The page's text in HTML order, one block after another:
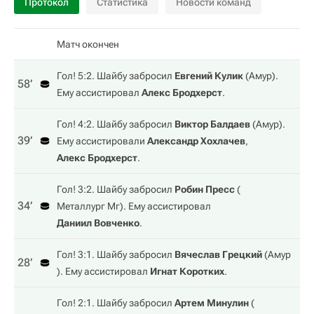
Матч окончен
58‎’‎
Гол! 5:2. Шайбу забросил Евгений Кулик(Амур).
Ему ассистировал Алекс Бродхерст.
39‎’‎
Гол! 4:2. Шайбу забросил Виктор Балдаев(Амур).
Ему ассистировали Александр Хохлачев,
Алекс Бродхерст.
34‎’‎
Гол! 3:2. Шайбу забросил Робин Пресс(
Металлург Мг). Ему ассистировал
Даниил Вовченко.
28‎’‎
Гол! 3:1. Шайбу забросил Вячеслав Грецкий(Амур
). Ему ассистировал Игнат Коротких.
Гол! 2:1. Шайбу забросил Артем Минулин(